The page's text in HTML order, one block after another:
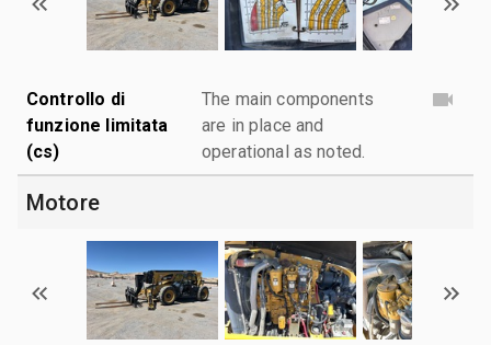
Controllo di
funzione limitata
(cs)
The main components
are in place and
operational as noted.
Motore